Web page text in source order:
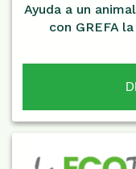
Ayuda a un
con GREFA